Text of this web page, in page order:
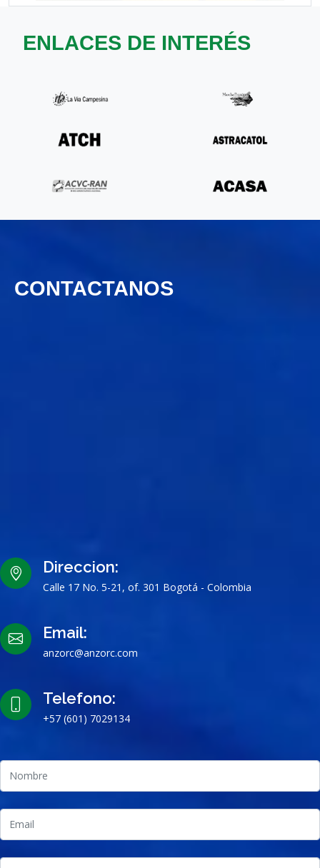
ENLACES DE INTERÉS
CONTACTANOS
Direccion:
Calle 17 No. 5-21, of. 301 Bogotá - Colombia
Email:
anzorc@anzorc.com
Telefono:
+57 (601) 7029134